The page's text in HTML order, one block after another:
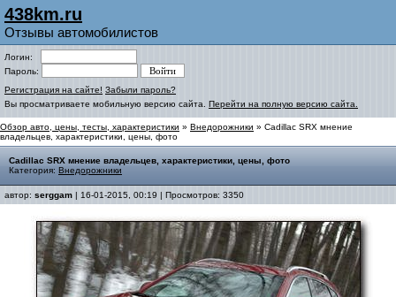
438km.ru
Отзывы автомобилистов
Логин:
Пароль:
Регистрация на сайте! Забыли пароль?
Вы просматриваете мобильную версию сайта. Перейти на полную версию сайта.
Обзор авто, цены, тесты, характеристики » Внедорожники » Cadillac SRX мнение
владельцев, характеристики, цены, фото
Cadillac SRX мнение владельцев, характеристики, цены, фото
Категория: Внедорожники
автор: serggam | 16-01-2015, 00:19 | Просмотров: 3350